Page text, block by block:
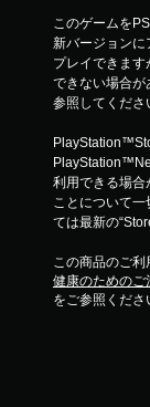
このゲームを
新バージョンに
プレイできま
できない場合が
参照してくださ
利用できる場合
ことについて
ては最新の
この商品のご
健康のためのご
をご参照くださ